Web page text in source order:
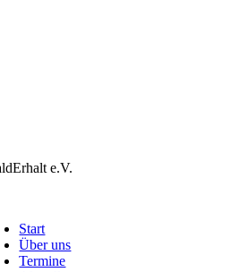
e.V.
Start
Über uns
Termine